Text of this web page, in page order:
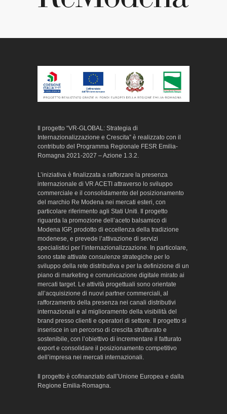
Il progetto “VR-GLOBAL: Strategia di
Internazionalizzazione e Crescita” è realizzato con il
contributo del Programma Regionale FESR Emilia-
Romagna 2021-2027 – Azione 1.3.2.
L’iniziativa è finalizzata a rafforzare la presenza
internazionale di VR ACETI attraverso lo sviluppo
commerciale e il consolidamento del posizionamento
del marchio Re Modena nei mercati esteri, con
particolare riferimento agli Stati Uniti. Il progetto
riguarda la promozione dell’aceto balsamico di
Modena IGP, prodotto di eccellenza della tradizione
modenese, e prevede l’attivazione di servizi
specialistici per l’internazionalizzazione. In particolare,
sono state attivate consulenze strategiche per lo
sviluppo della rete distributiva e per la definizione di un
piano di marketing e comunicazione digitale mirato ai
mercati target. Le attività progettuali sono orientate
all’acquisizione di nuovi partner commerciali, al
rafforzamento della presenza nei canali distributivi
internazionali e al miglioramento della visibilità del
brand presso clienti e operatori di settore. Il progetto si
inserisce in un percorso di crescita strutturato e
sostenibile, con l’obiettivo di incrementare il fatturato
export e consolidare il posizionamento competitivo
dell’impresa nei mercati internazionali.
Il progetto è cofinanziato dall’Unione Europea e dalla
Regione Emilia-Romagna.